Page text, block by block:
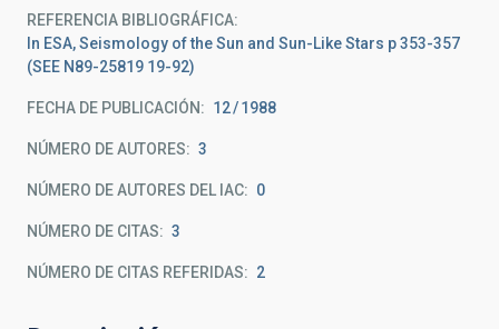
REFERENCIA BIBLIOGRÁFICA
In ESA, Seismology of the Sun and Sun-Like Stars p 353-357
(SEE N89-25819 19-92)
FECHA DE PUBLICACIÓN: 12 1988
NÚMERO DE AUTORES 3
NÚMERO DE AUTORES DEL IAC 0
NÚMERO DE CITAS 3
NÚMERO DE CITAS REFERIDAS 2